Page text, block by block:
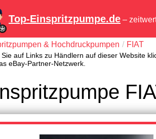
Top-Einspritzpumpe.de –
& Hochdruckpumpen FIAT
Sie auf Links zu Händlern auf dieser Website
eBay-Partner-Netzwerk.